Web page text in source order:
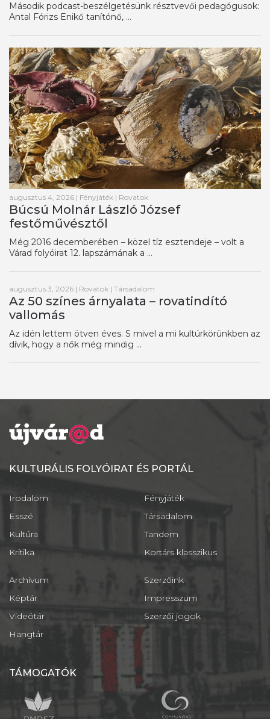
Második podcast-beszélgetésünk résztvevői pedagógusok:
Antal Fórizs Enikő tanítónő, ...
augusztus 4, 2026 | Fényjáték | Rovatok
Búcsú Molnár László József
festőművésztől
Még 2016 decemberében – közel tíz esztendeje – volt a
Várad folyóirat 12. lapszámának a ...
augusztus 3, 2026 | Rovatok | Társadalom
Az 50 színes árnyalata – rovatindító
vallomás
Az idén lettem ötven éves. S mivel a mi kultúrkörünkben az
dívik, hogy a nők még mindig ...
KULTURÁLIS FOLYÓIRAT ÉS PORTÁL
Irodalom
Esszé
Kultúra
Kritika
Fényjáték
Társadalom
Tandem
Kortárs klasszikus
Archívum
Képtár
Videótár
Hangtár
Szerzőink
Impresszum
Szerzői jogok
TÁMOGATÓK